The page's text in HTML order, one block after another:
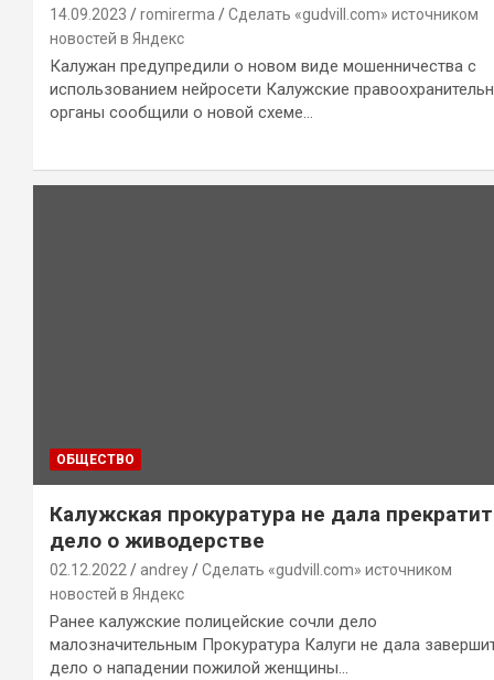
14.09.2023 romirerma
Сделать «gudvill.com» источником
новостей в Яндекс
Калужан предупредили о новом виде мошенничества с
использованием нейросети Калужские
органы сообщили о новой схеме…
ОБЩЕСТВО
Калужская прокуратура не дала
дело о живодерстве
02.12.2022 andrey
Сделать «gudvill.com» источником
новостей в Яндекс
Ранее калужские полицейские сочли дело
малозначительным Прокуратура Калуги не дала
дело о нападении пожилой женщины…